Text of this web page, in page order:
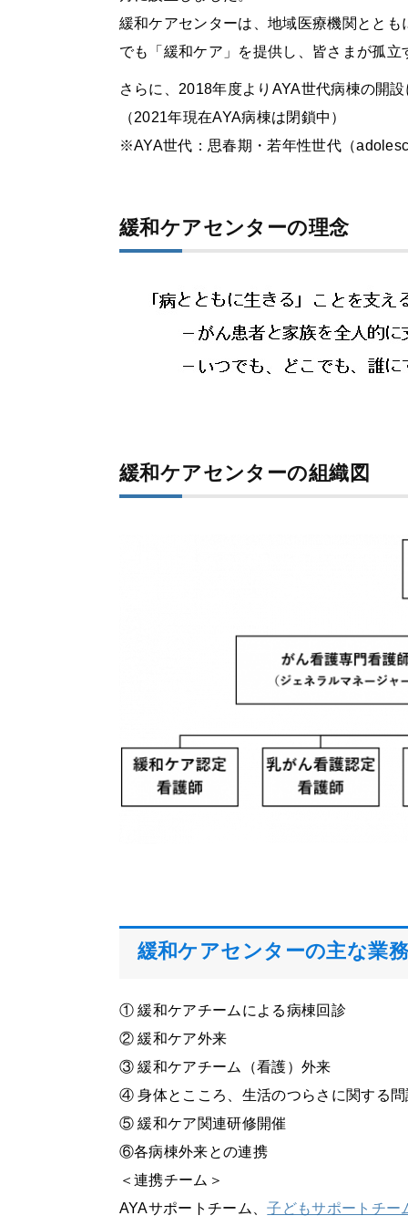
緩和ケアセンターは、地域医療機関とと
でも「緩和ケア」を提供し、皆さまが孤
さらに、2018年度よりAYA世代病棟の開
（2021年現在AYA病棟は閉鎖中）
※AYA世代：思春期・若年性世代（
緩和ケアセンターの理念
緩和ケアセンターの組織図
緩和ケアセンターの主な業
① 緩和ケアチームによる病棟回診
② 緩和ケア外来
③ 緩和ケアチーム（看護）外来
④ 身体とこころ、生活のつらさに関する
⑤ 緩和ケア関連研修開催
⑥各病棟外来との連携
＜連携チーム＞
AYAサポートチーム、子どもサポートチー